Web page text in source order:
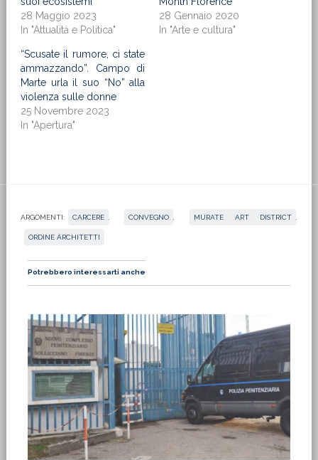
28 Maggio 2023
In "Attualità e Politica"
28 Gennaio 2020
In "Arte e cultura"
“Scusate il rumore, ci state
ammazzando”. Campo di
Marte urla il suo “No” alla
violenza sulle donne
25 Novembre 2023
In "Apertura"
ARGOMENTI: CARCERE CONVEGNO MURATE ART DISTRICT
ORDINE ARCHITETTI
Potrebbero interessarti anche